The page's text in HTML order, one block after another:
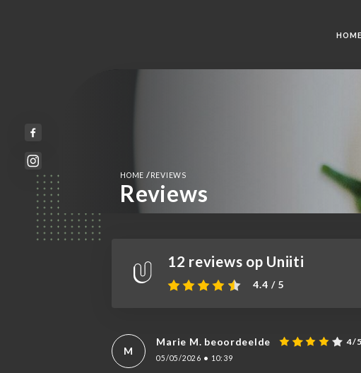
HOME
HOME / REVIEWS
Reviews
12 reviews op Uniiti
4.4 / 5
M
Marie M. beoordeelde 4/5
05/05/2026 • 10:39